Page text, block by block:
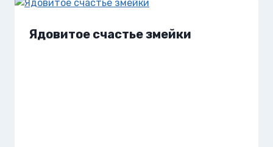
Ядовитое счастье змейки